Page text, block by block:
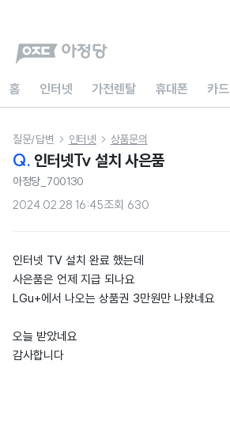
홈 인터넷 가전렌탈 휴대폰 카드
질문/답변  인터넷  상품문의
Q. 인터넷Tv 설치 사은품
아정당_700130
2024.02.28 16:45조회 630
인터넷 TV 설치 완료 했는데
사은품은 언제 지급 되나요
LGu+에서 나오는 상품권 3만원만 나왔네요
오늘 받았네요
감사합니다